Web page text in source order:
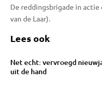
De reddingsbrigade in actie
van de Laar).
Lees ook
Net echt: vervroegd
uit de hand